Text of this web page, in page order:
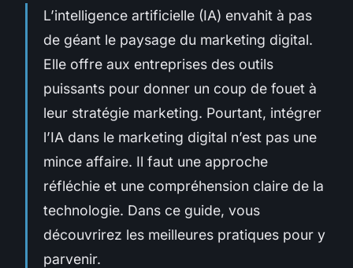
L’intelligence artificielle (IA) envahit à pas
de géant le paysage du marketing digital.
Elle offre aux entreprises des outils
puissants pour donner un coup de fouet à
leur stratégie marketing. Pourtant, intégrer
l’IA dans le marketing digital n’est pas une
mince affaire. Il faut une approche
réfléchie et une compréhension claire de la
technologie. Dans ce guide, vous
découvrirez les meilleures pratiques pour y
parvenir.